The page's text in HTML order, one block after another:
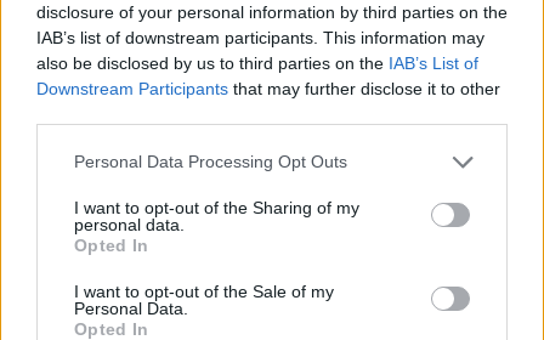
disclosure of your personal information by third parties on the
IAB’s list of downstream participants. This information may
also be disclosed by us to third parties on the IAB’s List of
Downstream Participants that may further disclose it to other
Please note that this website/app uses one or more Google
not limited to your visit or usage behaviour. You may click to
grant or deny consent to Google and its third-party tags to
use your data for below specified purposes in below Google
consent section.
Personal Data Processing Opt Outs
I want to opt-out of the Sharing of my
personal data.
Opted In
I want to opt-out of the Sale of my
Personal Data.
Opted In
Revisión de Morningstar: ¿Qué es? ¿Cómo
funciona? ¿Es confiable?
Consejo editorial · 3 Jul 2021